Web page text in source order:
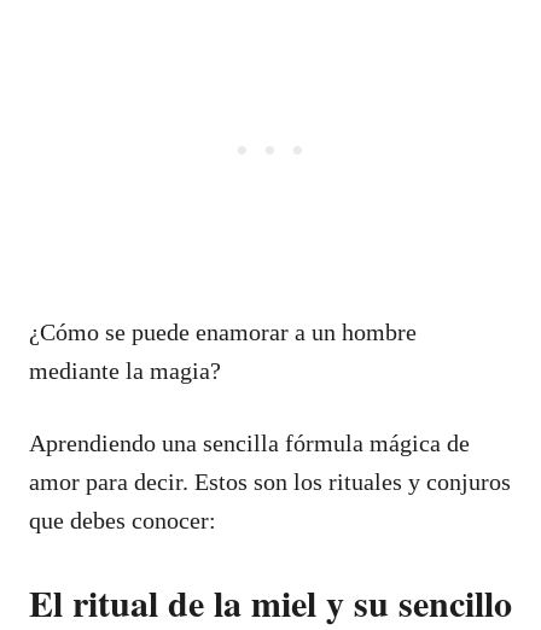
¿Cómo se puede enamorar a un hombre
mediante la magia?
Aprendiendo una sencilla fórmula mágica de
amor para decir. Estos son los rituales y conjuros
que debes conocer:
El ritual de la miel y su sencillo